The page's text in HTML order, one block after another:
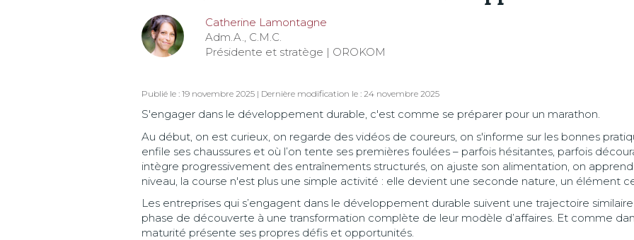
Catherine Lamontagne
Adm.A., C.M.C.
Présidente et stratège | OROKOM
Publié le : 19 novembre 2025 | Dernière modification le : 24 novembre 2025
S'engager dans le développement durable, c'est comme se préparer pour un marathon.
Au début, on est curieux, on regarde des vidéos de coureurs, on s'informe sur les bonnes
enfile ses chaussures et où l’on tente ses premières foulées – parfois hésitantes, parfois
intègre progressivement des entraînements structurés, on ajuste son alimentation, on
niveau, la course n'est plus une simple activité : elle devient une seconde nature, un élément
Les entreprises qui s’engagent dans le développement durable suivent une trajectoire similaire
phase de découverte à une transformation complète de leur modèle d’affaires. Et comme
maturité présente ses propres défis et opportunités.